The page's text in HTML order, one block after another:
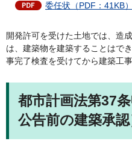
委任状（PDF：41KB）
開発許可を受けた土地では、造
は、建築物を建築することはで
事完了検査を受けてから建築工
都市計画法第37
公告前の建築承認